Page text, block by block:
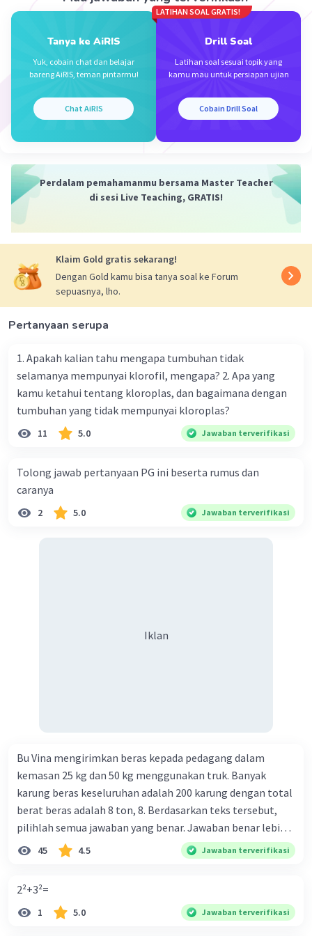
Iklan
Beri Rating·0.0
Tanya ke AiRIS
Yuk, cobain chat dan belajar
bareng AiRIS, teman pintarmu!
Chat AiRIS
LATIHAN SOAL GRATIS!
Drill Soal
Latihan soal sesuai topik yang
kamu mau untuk persiapan ujian
Cobain Drill Soal
Perdalam pemahamanmu bersama Master Teacher
di sesi Live Teaching, GRATIS!
Klaim Gold gratis sekarang!
Dengan Gold kamu bisa tanya soal ke Forum
sepuasnya, lho.
Pertanyaan serupa
1. Apakah kalian tahu mengapa tumbuhan tidak
selamanya mempunyai klorofil, mengapa? 2. Apa yang
kamu ketahui tentang kloroplas, dan bagaimana dengan
tumbuhan yang tidak mempunyai kloroplas?
11 5.0 Jawaban terverifikasi
Tolong jawab pertanyaan PG ini beserta rumus dan
caranya
2 5.0 Jawaban terverifikasi
Iklan
Bu Vina mengirimkan beras kepada pedagang dalam
kemasan 25 kg dan 50 kg menggunakan truk. Banyak
karung beras keseluruhan adalah 200 karung dengan total
berat beras adalah 8 ton, 8. Berdasarkan teks tersebut,
pilihlah semua jawaban yang benar. Jawaban benar lebih
dari satu. Banyak karung beras kemasan 25 kg adalah 50
buah. Banyak karung beras kemasan 50 kg adalah 150
ton. Perbandingan berat beras kemasan 25 kg dan 50 kg
dalam truk adalah 1: 3. 9. Berdasarkan teks tersebut, jika
45 4.5 Jawaban terverifikasi
2²+3²=
1 5.0 Jawaban terverifikasi